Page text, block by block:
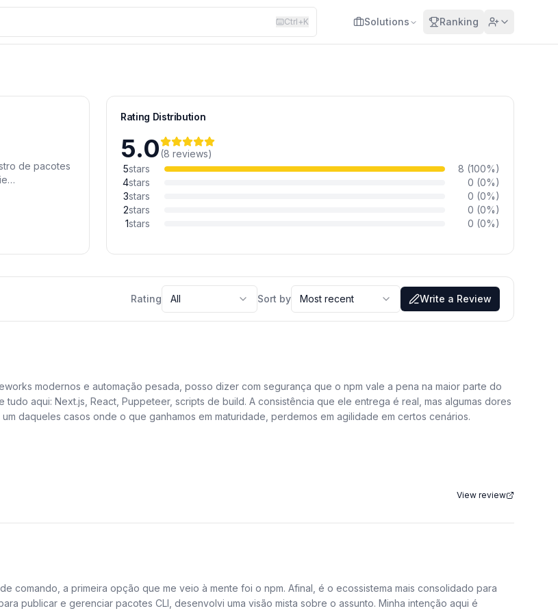
Ctrl+K Solutions Ranking
de pacotes
de
Rating Distribution
5.0(8 reviews)
5stars 8 (100%)
4stars 0 (0%)
3stars 0 (0%)
2stars 0 (0%)
1stars 0 (0%)
Rating All Sort by Most recent Write a Review
modernos e automação pesada, posso dizer com segurança que o npm vale a pena na maior parte do
aqui: Next.js, React, Puppeteer, scripts de build. A consistência que ele entrega é real, mas algumas dores
daqueles casos onde o que ganhamos em maturidade, perdemos em agilidade em certos cenários.
imprevisível. O npm mantém a árvore de pacotes organizada de forma consistente, garantindo que as versões
já conhece os comandos básicos, reduzindo o tempo de integração. Usamos scripts personalizados para
View review
comando, a primeira opção que me veio à mente foi o npm. Afinal, é o ecossistema mais consolidado para
publicar e gerenciar pacotes CLI, desenvolvi uma visão mista sobre o assunto. Minha intenção aqui é